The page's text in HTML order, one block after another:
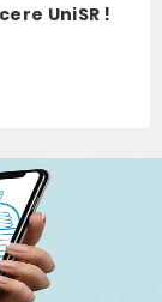
UniSR !